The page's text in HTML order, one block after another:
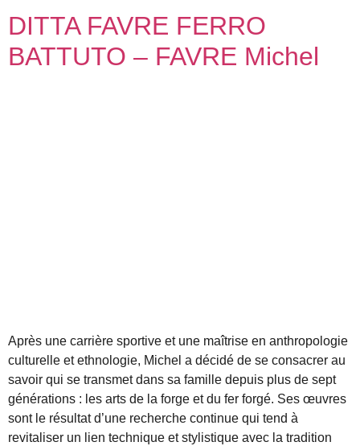
DITTA FAVRE FERRO
BATTUTO – FAVRE Michel
Après une carrière sportive et une maîtrise en anthropologie
culturelle et ethnologie, Michel a décidé de se consacrer au
savoir qui se transmet dans sa famille depuis plus de sept
générations : les arts de la forge et du fer forgé. Ses œuvres
sont le résultat d’une recherche continue qui tend à
revitaliser un lien technique et stylistique avec la tradition